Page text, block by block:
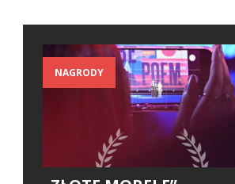
NAGRODY